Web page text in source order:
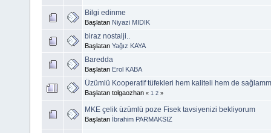
Bilgi edinme
Başlatan Niyazi MIDIK
biraz nostalji..
Başlatan Yağız KAYA
Baredda
Başlatan Erol KABA
Üzümlü Kooperatif tüfekleri hem kaliteli hem de
Başlatan tolgaozhan « 1 2 »
MKE çelik üzümlü poze Fisek tavsiyenizi bekliyorum
Başlatan İbrahim PARMAKSIZ